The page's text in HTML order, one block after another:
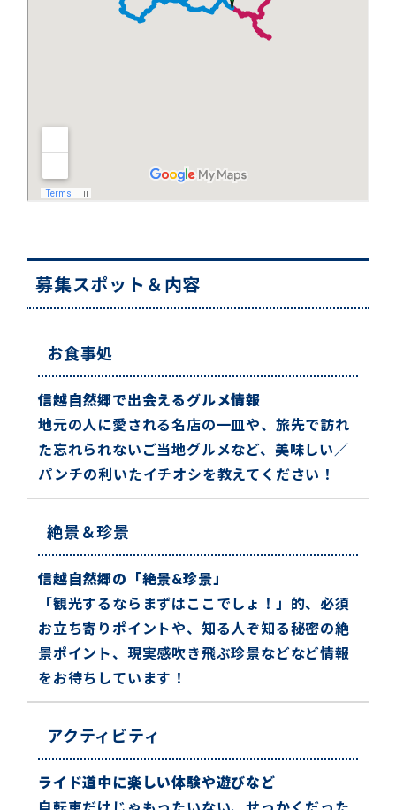
募集スポット＆内容
お食事処
信越自然郷で出会えるグルメ情報
地元の人に愛される名店の一皿や、旅先で訪れ
た忘れられないご当地グルメなど、美味しい／
パンチの利いたイチオシを教えてください！
絶景＆珍景
信越自然郷の「絶景&珍景」
「観光するならまずはここでしょ！」的、必須
お立ち寄りポイントや、知る人ぞ知る秘密の絶
景ポイント、現実感吹き飛ぶ珍景などなど情報
をお待ちしています！
アクティビティ
ライド道中に楽しい体験や遊びなど